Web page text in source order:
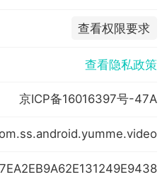
查看权限要求
查看隐私政策
京ICP备16016397号-47A